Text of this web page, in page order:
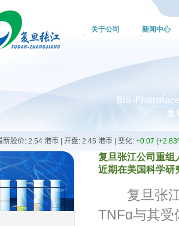
关于公司 新闻中心
复旦张江公司重组
近期在美国科学
复旦张江
TNFα与其受